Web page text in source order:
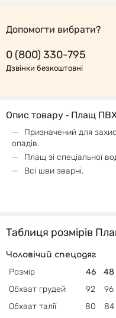
Допомогти вибрати?
0 (800) 330-795
Дзвінки безкоштовні
Опис товару ‐ Плащ
Призначений для
опадів.
Плащ зі спеціальної
Всі шви зварні.
Таблиця розмірів
Чоловічий спецодяг
Розмір 46 48
Обхват грудей
92 96
Обхват талії
80 84